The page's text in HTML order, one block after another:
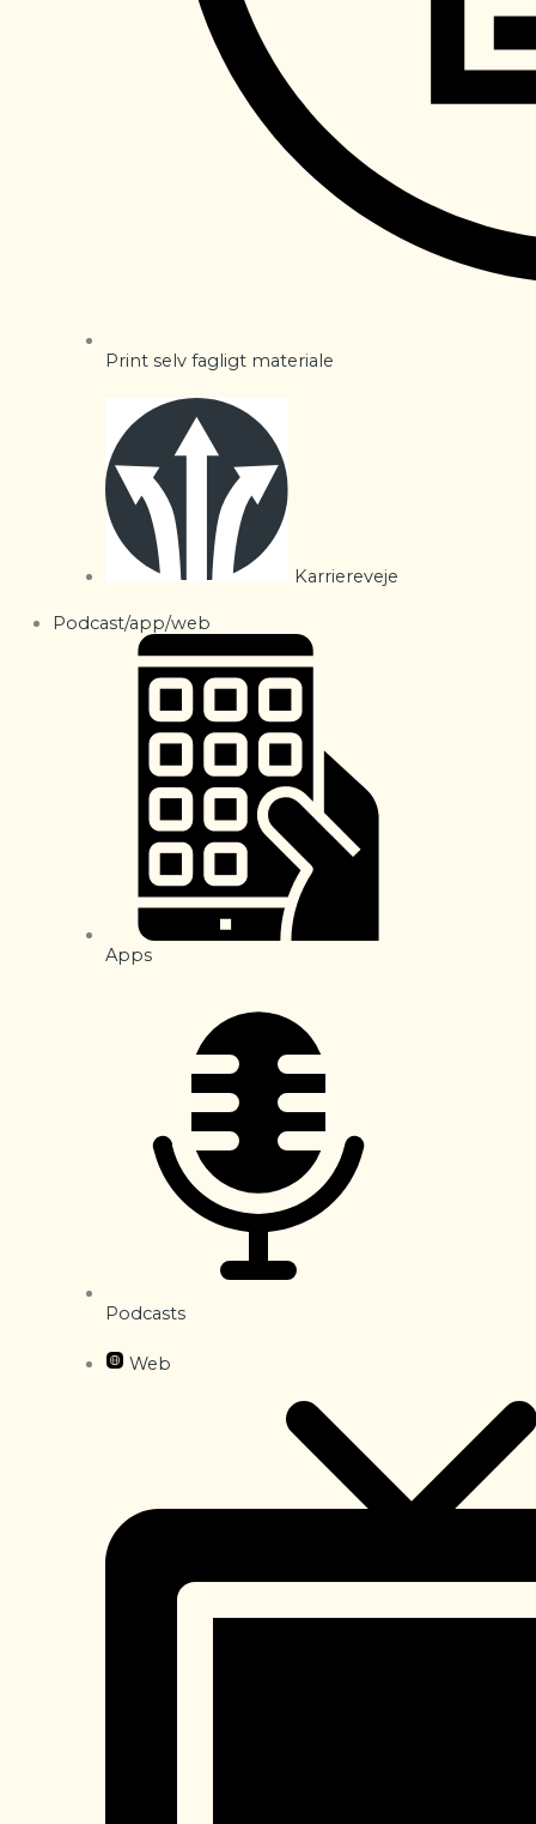
Print selv fagligt materiale
Karriereveje
Podcast/app/web
Apps
Podcasts
Web